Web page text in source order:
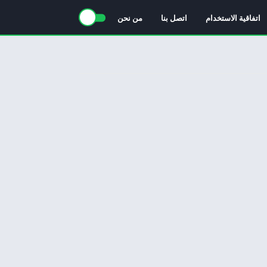
اتفاقية الاستخدام اتصل بنا من نحن